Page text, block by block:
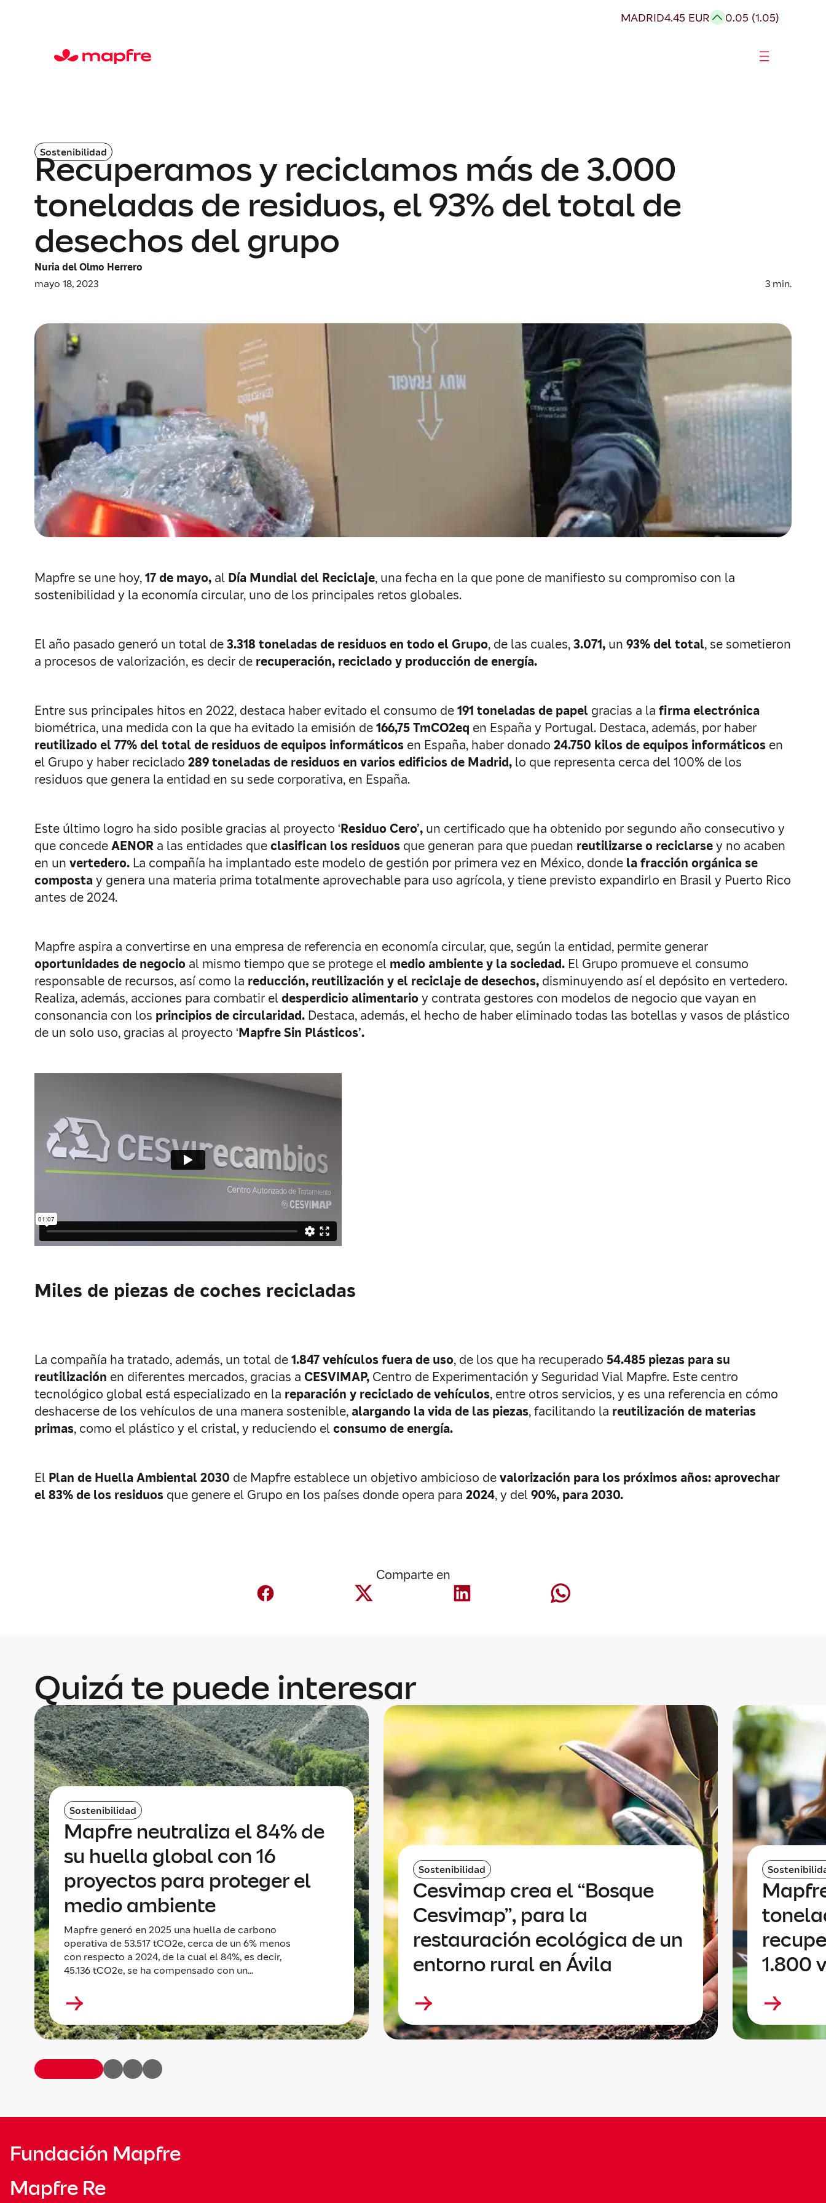
MADRID4.45 EUR 0.05 (1.05)
Sostenibilidad
Recuperamos y reciclamos más de 3.000
toneladas de residuos, el 93% del total de
desechos del grupo
Nuria del Olmo Herrero
mayo 18, 2023
3 min.
Mapfre se une hoy,17 de mayo, al Día Mundial del Reciclaje, una fecha en la que pone de manifiesto su compromiso con la
sostenibilidad y la economía circular, uno de los principales retos globales.
El año pasado generó un total de3.318 toneladas de residuos en todo el Grupo, de las cuales,3.071, un 93% del total, se sometieron
a procesos de valorización, es decir de recuperación, reciclado y producción de energía.
Entre sus principales hitos en 2022, destaca haber evitado el consumo de191 toneladas de papel gracias a la firma electrónica
biométrica, una medida con la que ha evitado la emisión de166,75 TmCO2eq en España y Portugal. Destaca, además, por haber
reutilizado el 77% del total de residuos de equipos informáticos en España, haber donado 24.750 kilos de equipos informáticos en
el Grupo y haber reciclado 289 toneladas de residuos en varios edificios de Madrid, lo que representa cerca del 100% de los
residuos que genera la entidad en su sede corporativa, en España.
Este último logro ha sido posible gracias al proyecto ‘Residuo Cero’, un certificado que ha obtenido por segundo año consecutivo y
que concedeAENOR a las entidades queclasifican los residuos que generan para que puedan reutilizarse o reciclarsey no acaben
en un vertedero. La compañía ha implantado este modelo de gestión por primera vez en México, donde la fracción orgánica se
compostay genera una materia prima totalmente aprovechable para uso agrícola, y tiene previsto expandirlo en Brasil y Puerto Rico
antes de 2024.
Mapfre aspira a convertirse en una empresa de referencia en economía circular, que, según la entidad, permite generar
oportunidades de negocio al mismo tiempo que se protege el medio ambiente y la sociedad. El Grupo promueve el consumo
responsable de recursos, así como la reducción, reutilización y el reciclaje de desechos, disminuyendo así el depósito en vertedero.
Realiza, además, acciones para combatir eldesperdicio alimentarioy contrata gestores con modelos de negocio que vayan en
consonancia con los principios de circularidad. Destaca, además, el hecho de haber eliminado todas las botellas y vasos de plástico
de un solo uso, gracias al proyecto ‘Mapfre Sin Plásticos’.
Miles de piezas de coches recicladas
La compañía ha tratado, además, un total de1.847 vehículos fuera de uso, de los que ha recuperado 54.485 piezas para su
reutilización en diferentes mercados, gracias a CESVIMAP, Centro de Experimentación y Seguridad Vial Mapfre. Este centro
tecnológico global está especializado en la reparación y reciclado de vehículos, entre otros servicios, y es una referencia en cómo
deshacerse de los vehículos de una manera sostenible,alargando la vida de las piezas, facilitando la reutilización de materias
primas, como el plástico y el cristal, y reduciendo elconsumo de energía.
El Plan de Huella Ambiental 2030 de Mapfre establece un objetivo ambicioso devalorización para los próximos años: aprovechar
el 83% de los residuos que genere el Grupo en los países donde opera para 2024, y del90%, para 2030.
Comparte en
Quizá te puede interesar
Sostenibilidad
Mapfre neutraliza el 84% de
su huella global con 16
proyectos para proteger el
medio ambiente
Mapfre generó en 2025 una huella de carbono
operativa de 53.517 tCO2e, cerca de un 6% menos
con respecto a 2024, de la cual el 84%, es decir,
45.136 tCO2e, se ha compensado con un...
Sostenibilidad
Cesvimap crea el “Bosque
Cesvimap”, para la
restauración ecológica de un
entorno rural en Ávila
1.800
Fundación Mapfre
Mapfre Re